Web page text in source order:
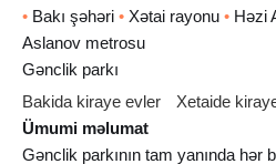
• Bakı şəhəri • Xətai rayonu • Həzi
Aslanov metrosu
Gənclik parkı
Bakida kiraye evler
Xetaide
Ümumi məlumat
Gənclik parkının tam yanında hər